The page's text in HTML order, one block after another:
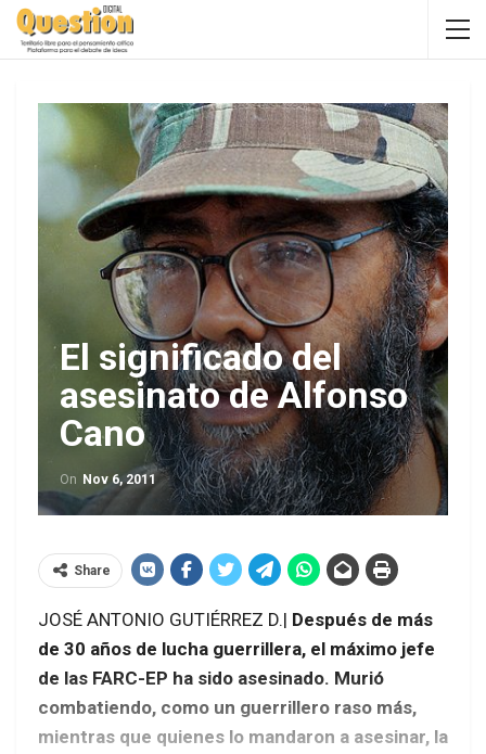
El significado del
asesinato de Alfonso
Cano
On Nov 6, 2011
Share
JOSÉ ANTONIO GUTIÉRREZ D.| Después de más
de 30 años de lucha guerrillera, el máximo jefe
de las FARC-EP ha sido asesinado. Murió
combatiendo, como un guerrillero raso más,
mientras que quienes lo mandaron a asesinar, la